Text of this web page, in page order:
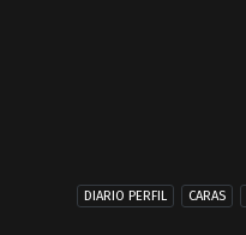
DIARIO PERFIL CARAS